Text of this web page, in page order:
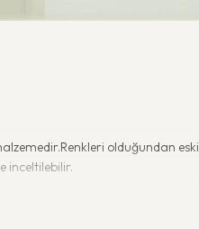
olduğundan eski
inceltilebilir.